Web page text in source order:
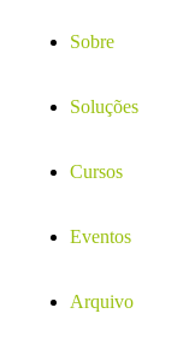
Sobre
Soluções
Cursos
Eventos
Arquivo